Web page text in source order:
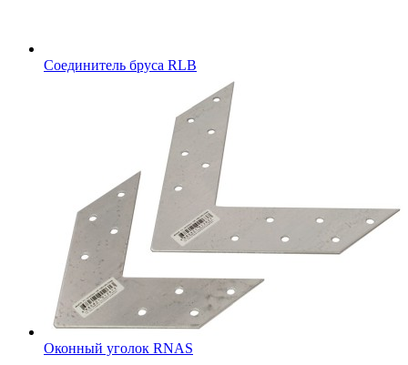
Соединитель бруса RLB
Оконный уголок RNAS